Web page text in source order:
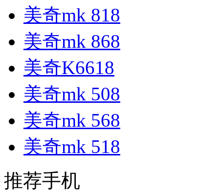
美奇mk 818
美奇mk 868
美奇K6618
美奇mk 508
美奇mk 568
美奇mk 518
推荐手机